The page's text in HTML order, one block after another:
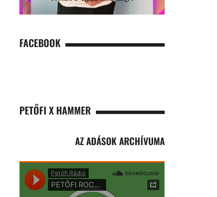
FACEBOOK
PETŐFI X HAMMER
AZ ADÁSOK ARCHÍVUMA